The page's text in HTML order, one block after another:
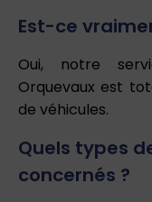
Est-ce
Oui, notre
Orquevaux est
de véhicules.
Quels types
concernés ?